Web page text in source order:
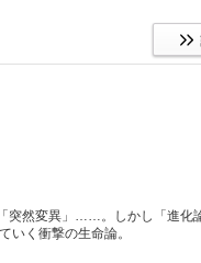
突然変異」……。しかし「進化
いく衝撃の生命論。